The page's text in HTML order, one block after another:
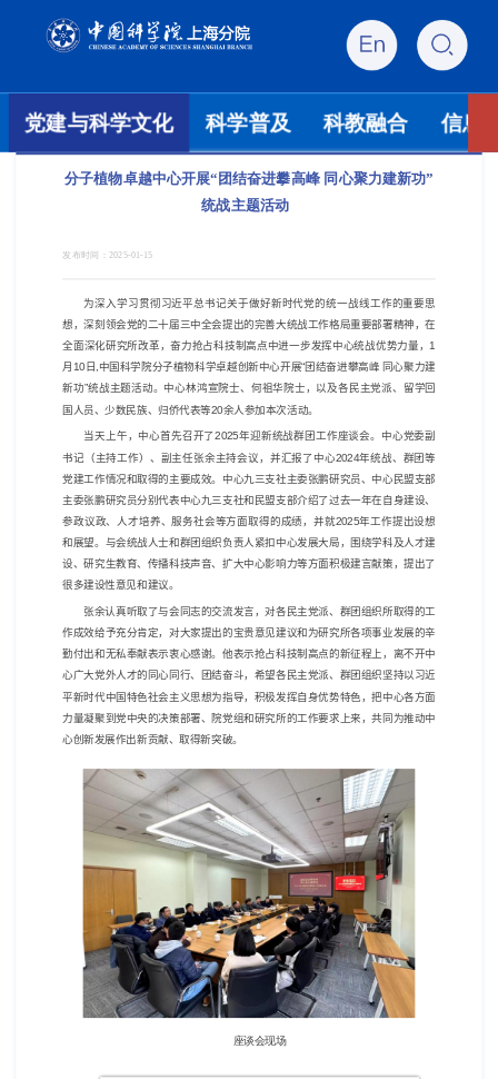
党建与科学文化 科学普及 科教融合 信息
分子植物卓越中心开展“团结奋进攀高峰 同心聚力建新功”
统战主题活动
发布时间： 2025-01-15
为深入学习贯彻习近平总书记关于做好新时代党的统一战线工作的重要思
想，深刻领会党的二十届三中全会提出的完善大统战工作格局重要部署精神，在
全面深化研究所改革，奋力抢占科技制高点中进一步发挥中心统战优势力量， 1
月 10日,中国科学院分子植物科学卓越创新中心开展“团结奋进攀高峰 同心聚力建
新功”统战主题活动。中心林鸿宣院士、何祖华院士，以及各民主党派、留学回
国人员、少数民族、归侨代表等20余人参加本次活动。
当天上午，中心首先召开了2025年迎新统战群团工作座谈会。中心党委副
书记（主持工作）、副主任张余主持会议，并汇报了中心2024年统战、群团等
党建工作情况和取得的主要成效。中心九三支社主委张鹏研究员、中心民盟支部
主委张鹏研究员分别代表中心九三支社和民盟支部介绍了过去一年在自身建设、
参政议政、人才培养、服务社会等方面取得的成绩，并就2025年工作提出设想
和展望。与会统战人士和群团组织负责人紧扣中心发展大局，围绕学科及人才建
设、研究生教育、传播科技声音、扩大中心影响力等方面积极建言献策，提出了
很多建设性意见和建议。
张余认真听取了与会同志的交流发言，对各民主党派、群团组织所取得的工
作成效给予充分肯定，对大家提出的宝贵意见建议和为研究所各项事业发展的辛
勤付出和无私奉献表示衷心感谢。他表示抢占科技制高点的新征程上，离不开中
心广大党外人才的同心同行、团结奋斗，希望各民主党派、群团组织坚持以习近
平新时代中国特色社会主义思想为指导，积极发挥自身优势特色，把中心各方面
力量凝聚到党中央的决策部署、院党组和研究所的工作要求上来，共同为推动中
心创新发展作出新贡献、取得新突破。
座谈会现场